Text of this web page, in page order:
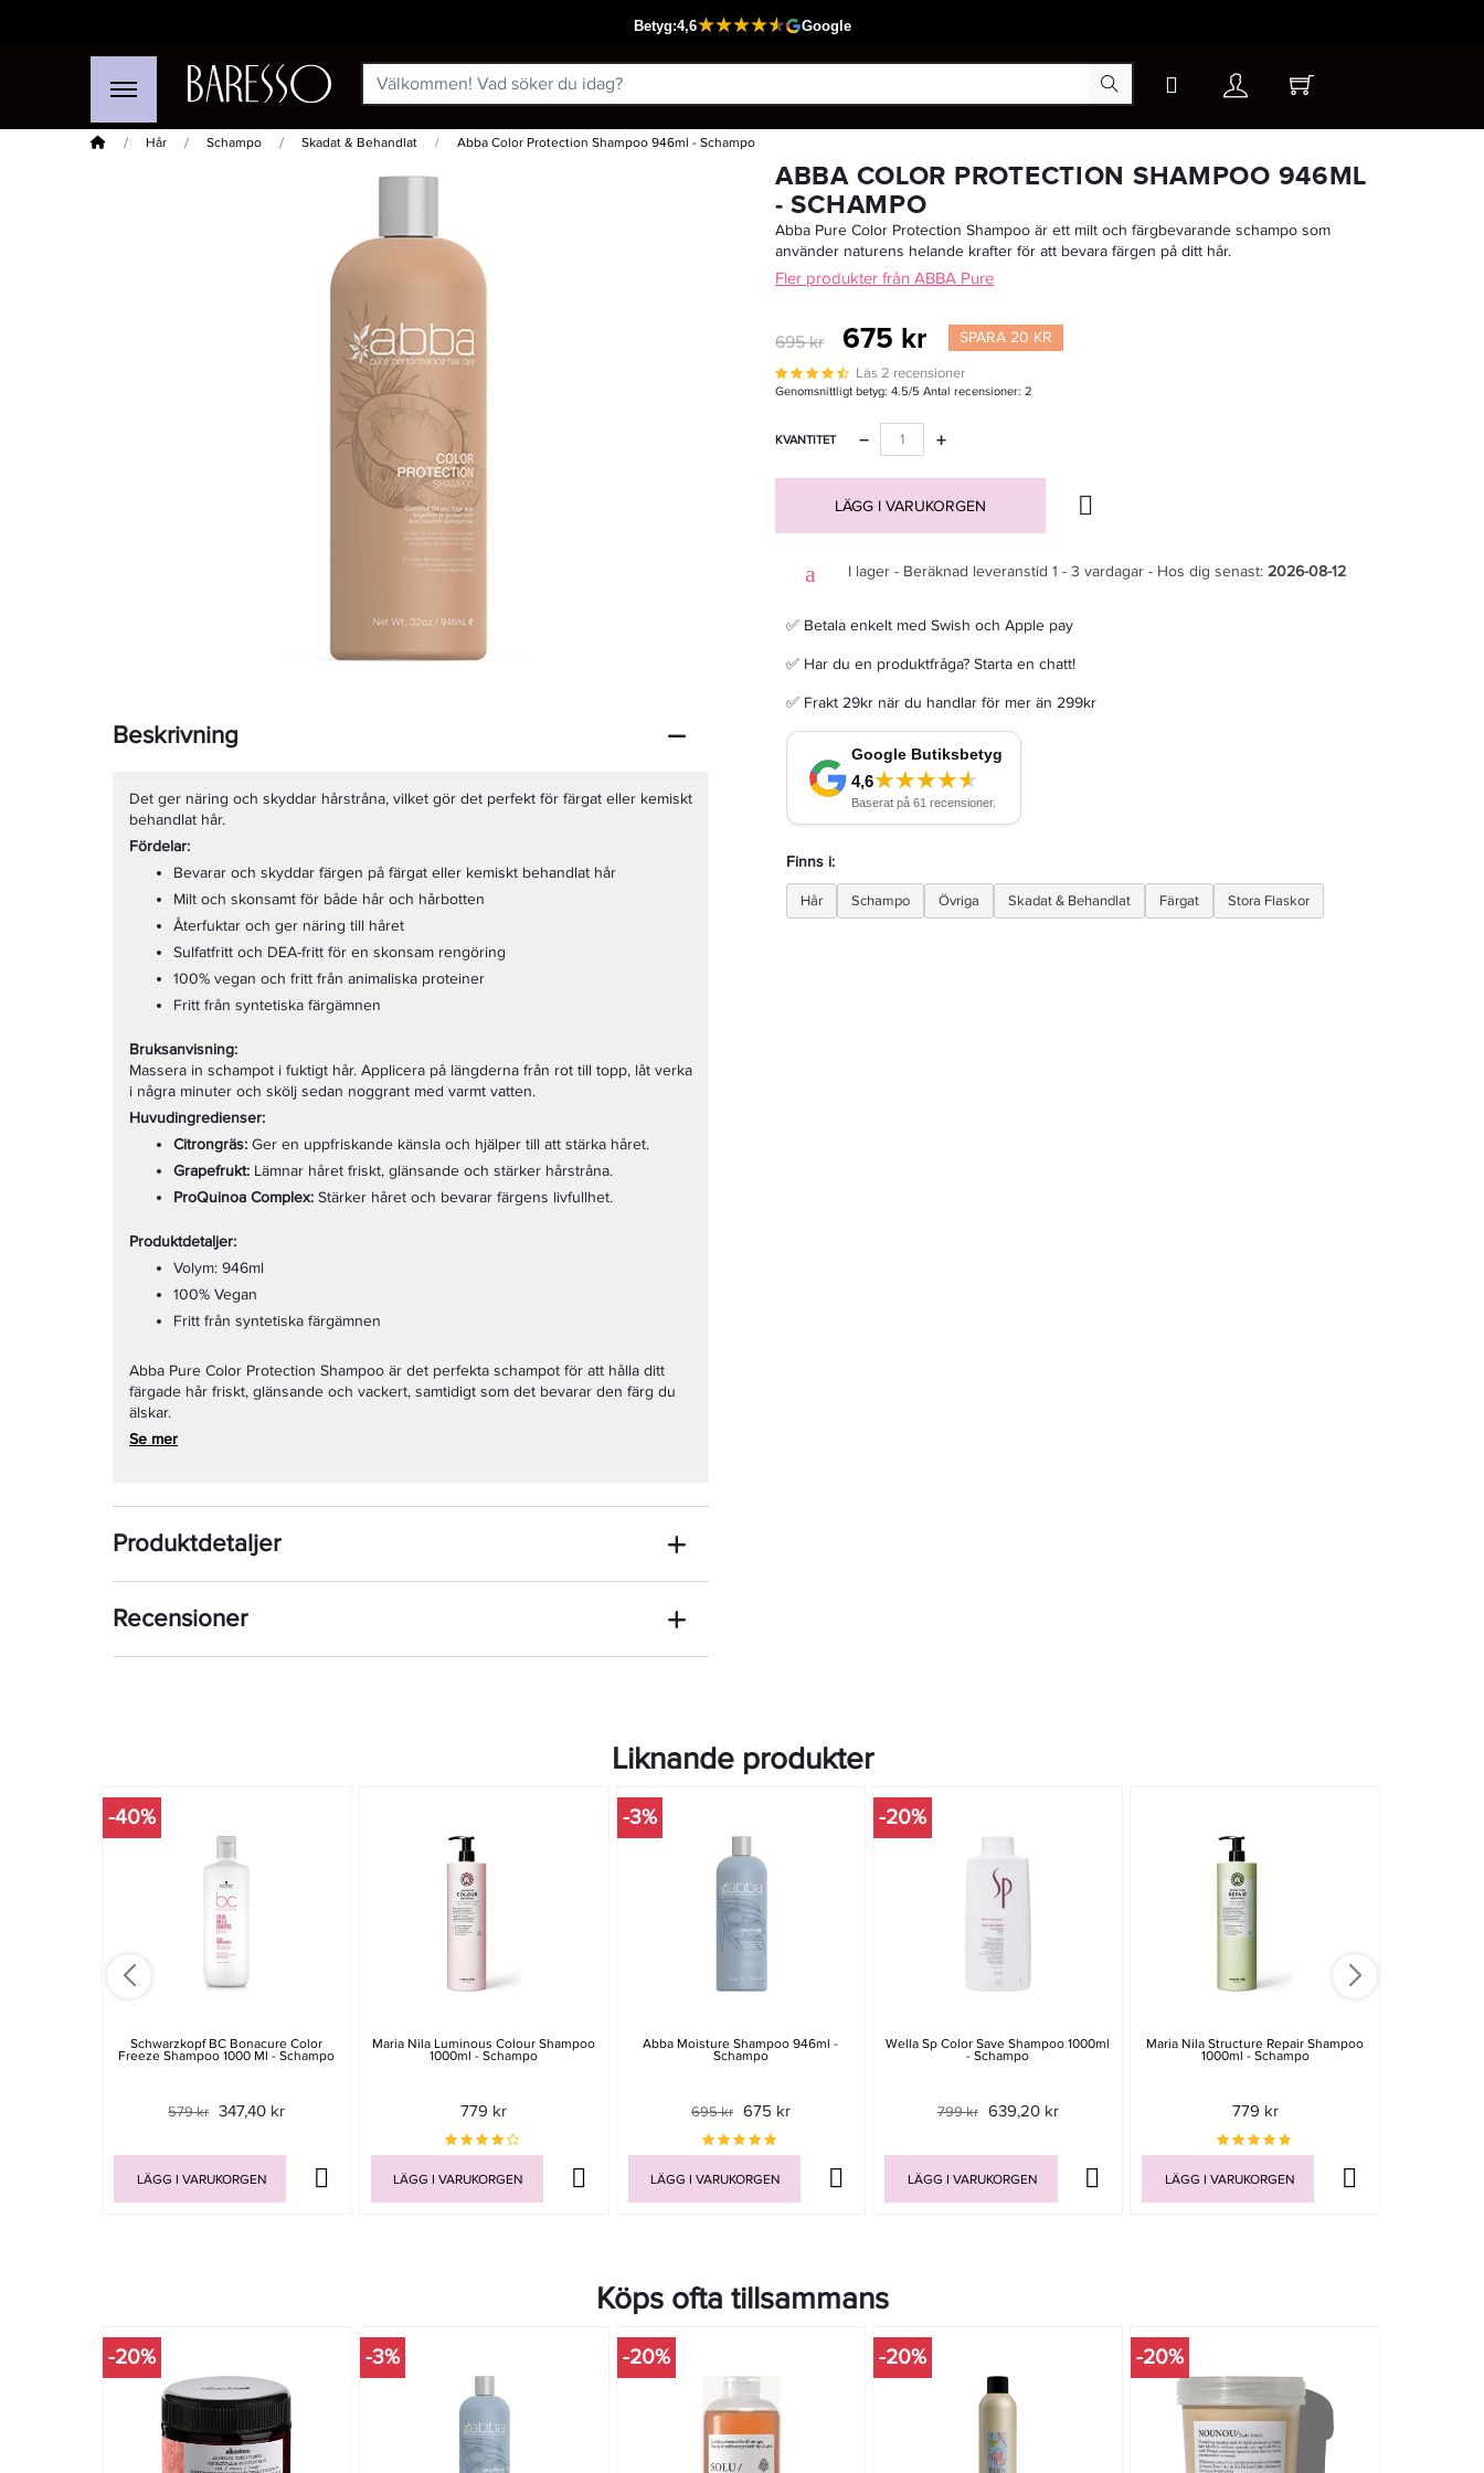
Hem Hår Schampo Skadat & Behandlat Abba Color Protection Shampoo 946ml - Schampo
Passar din varukorg
Abba Pure Moisture Conditioner 236ml - Balsam
Beskrivning
Det ger näring och skyddar hårstråna, vilket gör det perfekt för färgat eller kemiskt
behandlat hår.
Fördelar:
Bevarar och skyddar färgen på färgat eller kemiskt behandlat hår
Milt och skonsamt för både hår och hårbotten
Återfuktar och ger näring till håret
Sulfatfritt och DEA-fritt för en skonsam rengöring
100% vegan och fritt från animaliska proteiner
Fritt från syntetiska färgämnen
Bruksanvisning:
Massera in schampot i fuktigt hår. Applicera på längderna från rot till topp, låt verka
i några minuter och skölj sedan noggrant med varmt vatten.
Huvudingredienser:
Citrongräs: Ger en uppfriskande känsla och hjälper till att stärka håret.
Grapefrukt: Lämnar håret friskt, glänsande och stärker hårstråna.
ProQuinoa Complex: Stärker håret och bevarar färgens livfullhet.
Produktdetaljer:
Volym: 946ml
100% Vegan
Fritt från syntetiska färgämnen
Abba Pure Color Protection Shampoo är det perfekta schampot för att hålla ditt
färgade hår friskt, glänsande och vackert, samtidigt som det bevarar den färg du
älskar.
Se mer
Produktdetaljer
Recensioner
ABBA COLOR PROTECTION SHAMPOO 946ML
- SCHAMPO
Abba Pure Color Protection Shampoo är ett milt och färgbevarande schampo som
använder naturens helande krafter för att bevara färgen på ditt hår.
Fler produkter från ABBA Pure
695 kr 675 kr SPARA 20 KR
Läs 2 recensioner
Genomsnittligt betyg: 4.5/5 Antal recensioner: 2
KVANTITET +
−
LÄGG I VARUKORGEN
I lager - Beräknad leveranstid 1 - 3 vardagar - Hos dig senast: 2026-08-12
✅ Betala enkelt med Swish och Apple pay
✅ Har du en produktfråga? Starta en chatt!
✅ Frakt 29kr när du handlar för mer än 299kr
Finns i:
Hår Schampo Övriga Skadat & Behandlat Färgat Stora Flaskor
Liknande produkter
-40%
Schwarzkopf BC Bonacure Color
Freeze Shampoo 1000 Ml - Schampo
579 kr 347,40 kr
LÄGG I VARUKORGEN
Maria Nila Luminous Colour Shampoo
1000ml - Schampo
779 kr
LÄGG I VARUKORGEN
-3%
Abba Moisture Shampoo 946ml -
Schampo
695 kr 675 kr
LÄGG I VARUKORGEN
-20%
Wella Sp Color Save Shampoo 1000ml
- Schampo
799 kr 639,20 kr
LÄGG I VARUKORGEN
Maria Nila Structure Repair Shampoo
1000ml - Schampo
779 kr
LÄGG I VARUKORGEN
Köps ofta tillsammans
-20% -3% -20% -20% -20%